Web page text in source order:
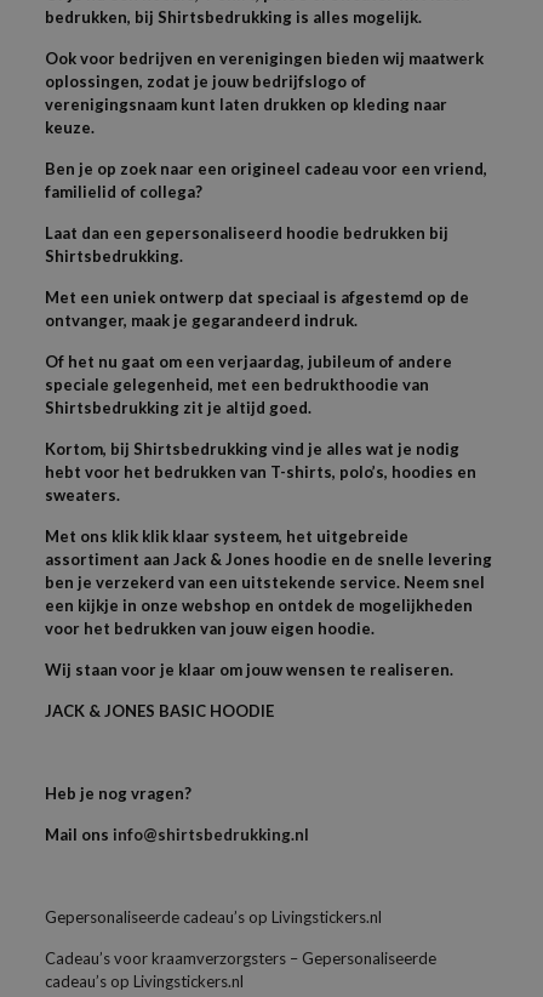
bedrukken, bij Shirtsbedrukking is alles mogelijk.
Ook voor bedrijven en verenigingen bieden wij maatwerk
oplossingen, zodat je jouw bedrijfslogo of
verenigingsnaam kunt laten drukken op kleding naar
keuze.
Ben je op zoek naar een origineel cadeau voor een vriend,
familielid of collega?
Laat dan een gepersonaliseerd hoodie bedrukken bij
Shirtsbedrukking.
Met een uniek ontwerp dat speciaal is afgestemd op de
ontvanger, maak je gegarandeerd indruk.
Of het nu gaat om een verjaardag, jubileum of andere
speciale gelegenheid, met een bedrukthoodie van
Shirtsbedrukking zit je altijd goed.
Kortom, bij Shirtsbedrukking vind je alles wat je nodig
hebt voor het bedrukken van T-shirts, polo’s, hoodies en
sweaters.
Met ons klik klik klaar systeem, het uitgebreide
assortiment aan Jack & Jones hoodie en de snelle levering
ben je verzekerd van een uitstekende service. Neem snel
een kijkje in onze webshop en ontdek de mogelijkheden
voor het bedrukken van jouw eigen hoodie.
Wij staan voor je klaar om jouw wensen te realiseren.
JACK & JONES BASIC HOODIE
Heb je nog vragen?
Mail ons info@shirtsbedrukking.nl
Gepersonaliseerde cadeau’s op Livingstickers.nl
Cadeau’s voor kraamverzorgsters – Gepersonaliseerde
cadeau’s op Livingstickers.nl